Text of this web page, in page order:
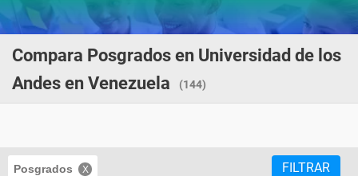
Compara Posgrados en Universidad de los
Andes en Venezuela
(144)
Posgrados FILTRAR